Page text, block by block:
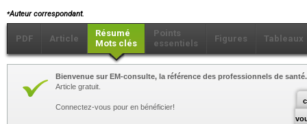
⁎Auteur correspondant.
PDF Article
Résumé
Mots clés
Points
essentiels
Figures Tableaux
Bienvenue sur EM-consulte, la référence des professionnels de santé.
Article gratuit.
Connectez-vous pour en bénéficier!